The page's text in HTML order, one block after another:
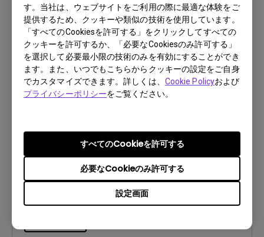
す。当社は、ウェブサイトをご利用の際に最適な体験をご
提供するため、クッキーや類似の技術を使用しています。
「すべてのCookiesを許可する」をクリックしてすべての
クッキーを許可するか、「必要なCookiesのみ許可する」
を選択して必要最小限の技術のみを有効にすることができ
ます。また、いつでもこちらからクッキーの設定をご自身
でカスタマイズできます。詳しくは、 Cookie Policyおよび
プライバシーポリシーをご覧ください。
設定画面
必要なCookieのみ許可する
すべてのCookieを許可する
プレビュー
2020/03/16
言語:Japanese
ファイルサイズ:228.38 KB